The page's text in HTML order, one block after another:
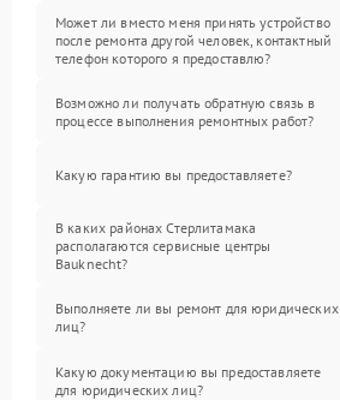
Может ли вместо меня принять устройство
после ремонта другой человек, контактный
телефон которого я предоставлю?
Возможно ли получать обратную связь в
процессе выполнения ремонтных работ?
Какую гарантию вы предоставляете?
В каких районах Стерлитамака
располагаются сервисные центры
Bauknecht?
Выполняете ли вы ремонт для юридических
лиц?
Какую документацию вы предоставляете
для юридических лиц?